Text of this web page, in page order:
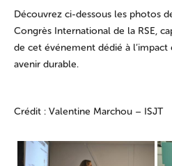
Découvrez ci-dessous les photos
Congrès International de la RSE,
de cet événement dédié à
avenir durable.
Crédit : Valentine Marchou – ISJT